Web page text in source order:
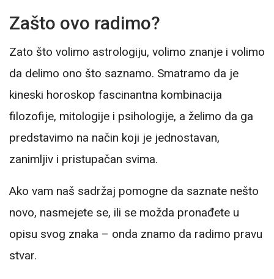
Zašto ovo radimo?
Zato što volimo astrologiju, volimo znanje i volimo
da delimo ono što saznamo. Smatramo da je
kineski horoskop fascinantna kombinacija
filozofije, mitologije i psihologije, a želimo da ga
predstavimo na način koji je jednostavan,
zanimljiv i pristupačan svima.
Ako vam naš sadržaj pomogne da saznate nešto
novo, nasmejete se, ili se možda pronađete u
opisu svog znaka – onda znamo da radimo pravu
stvar.